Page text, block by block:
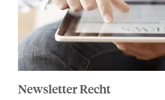
Newsletter Recht